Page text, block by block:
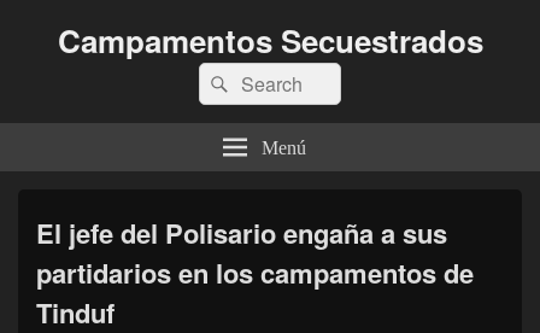
Campamentos Secuestrados
Buscar
por:
Buscar
Menú
El jefe del Polisario engaña a sus
partidarios en los campamentos de
Tinduf